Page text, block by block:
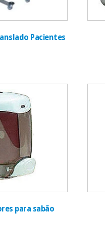
Pacientes
para sabão